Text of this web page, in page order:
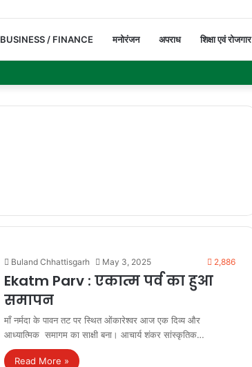
BUSINESS / FINANCE मनोरंजन अपराध शिक्षा एवं रोजगार
Buland Chhattisgarh May 3, 2025 2,886
Ekatm Parv : एकात्म पर्व का हुआ
समापन
माँ नर्मदा के पावन तट पर स्थित ओंकारेश्वर आज एक दिव्य और
आध्यात्मिक समागम का साक्षी बना। आचार्य शंकर सांस्कृतिक…
Read More »